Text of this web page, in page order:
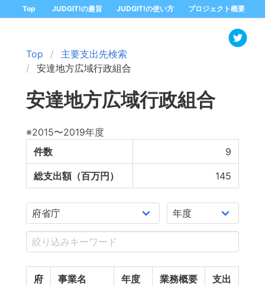
Top JUDGIT!の趣旨 JUDGIT!の使い方 プロジェクト概要
Top
主要支出先検索
安達地方広域行政組合
安達地方広域行政組合
※2015〜2019年度
件数
9
総支出額（百万円） 145
府
事業名 年度 業務概要
支出